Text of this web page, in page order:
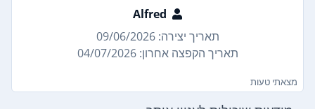
Alfred
תאריך יצירה: 09/06/2026
תאריך הקפצה אחרון: 04/07/2026
מצאתי טעות